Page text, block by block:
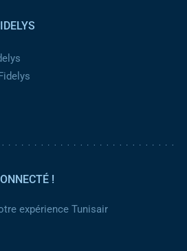
!
expérience Tunisair